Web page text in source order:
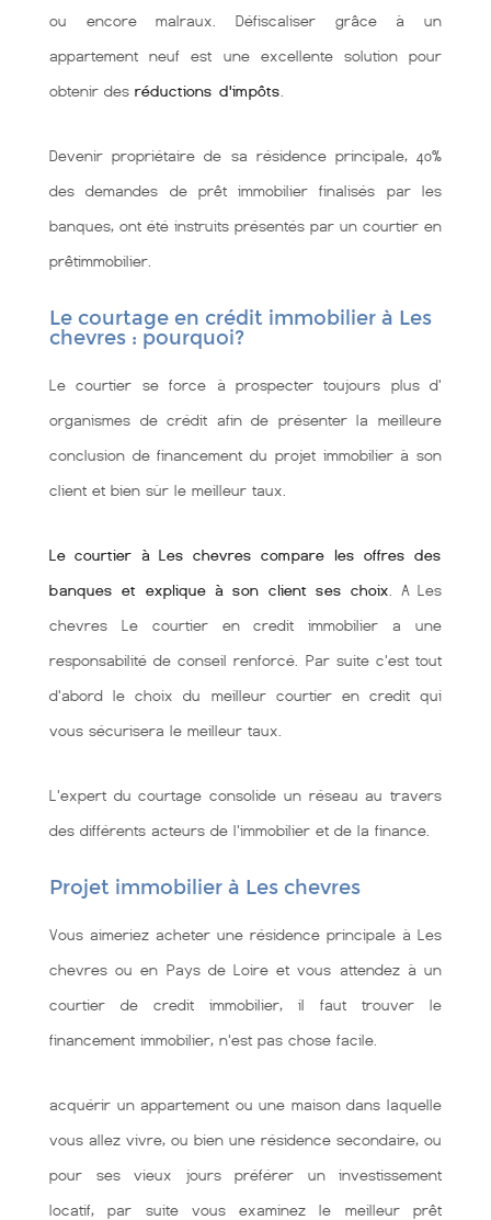
ou encore malraux. Défiscaliser grâce à un
appartement neuf est une excellente solution pour
obtenir des réductions d'impôts
Devenir propriétaire de sa résidence principale, 40%
des demandes de prêt immobilier finalisés par les
banques, ont été instruits présentés par un courtier en
prêtimmobilier.
Le courtage en crédit immobilier à Les
chevres : pourquoi?
Le courtier se force à prospecter toujours plus d'
organismes de crédit afin de présenter la meilleure
conclusion de financement du projet immobilier à son
client et bien sùr le meilleur taux.
Le courtier à Les chevres compare les offres des
banques et explique à son client ses choix . A Les
chevres Le courtier en credit immobilier a une
responsabilité de conseil renforcé. Par suite c'est tout
d'abord le choix du meilleur courtier en credit qui
vous sécurisera le meilleur taux.
L'expert du courtage consolide un réseau au travers
des différents acteurs de l'immobilier et de la finance.
Projet immobilier à Les chevres
Vous aimeriez acheter une résidence principale à Les
chevres ou en Pays de Loire et vous attendez à un
courtier de credit immobilier, il faut trouver le
financement immobilier, n'est pas chose facile.
acquérir un appartement ou une maison dans laquelle
vous allez vivre, ou bien une résidence secondaire, ou
pour ses vieux jours préférer un investissement
locatif, par suite vous examinez le meilleur prêt